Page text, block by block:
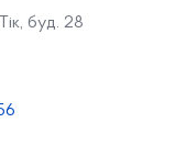
буд. 28